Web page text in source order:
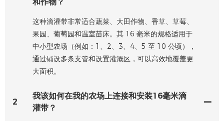
这种滴灌带非常适合蔬菜、大田作物、香草、草莓、
果园、葡萄园和温室苗床。其 16 毫米的规格适用于
中小型农场（例如：1、2、3、4、5 至 10 公顷），
通过铺设多条支管和设置灌溉区，可以高效地覆盖更
大面积。
2
我该如何在我的农场上连接和安装16毫米滴
灌带？